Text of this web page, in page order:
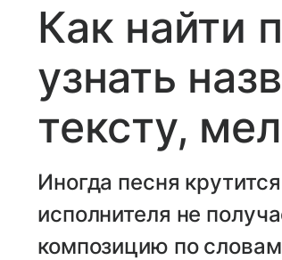
Как найти
узнать
тексту,
Иногда песня
исполнителя не
композицию по